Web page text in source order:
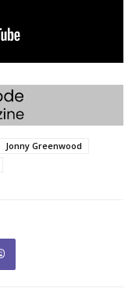
Jonny Greenwood